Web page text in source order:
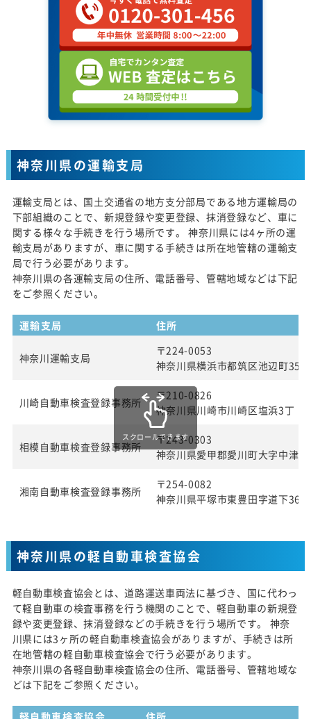
神奈川県の運輸支局
運輸支局とは、国土交通省の地方支分部局である地方運輸局の
下部組織のことで、新規登録や変更登録、抹消登録など、車に
関する様々な手続きを行う場所です。 神奈川県には4ヶ所の運
輸支局がありますが、車に関する手続きは所在地管轄の運輸支
局で行う必要があります。
神奈川県の各運輸支局の住所、電話番号、管轄地域などは下記
をご参照ください。
運輸支局 住所
神奈川運輸支局
〒224-0053
神奈川県横浜市都筑区池辺町
川崎自動車検査登録事務所
〒210-0826
神奈川県川崎市川崎区塩浜3丁
相模自動車検査登録事務所
〒243-0303
神奈川県愛甲郡愛川町大字中津
湘南自動車検査登録事務所
〒254-0082
神奈川県平塚市東豊田字道下369
スクロールできます
神奈川県の軽自動車検査協会
軽自動車検査協会とは、道路運送車両法に基づき、国に代わっ
て軽自動車の検査事務を行う機関のことで、軽自動車の新規登
録や変更登録、抹消登録などの手続きを行う場所です。 神奈
川県には3ヶ所の軽自動車検査協会がありますが、手続きは所
在地管轄の軽自動車検査協会で行う必要があります。
神奈川県の各軽自動車検査協会の住所、電話番号、管轄地域な
どは下記をご参照ください。
軽自動車検査協会 住所